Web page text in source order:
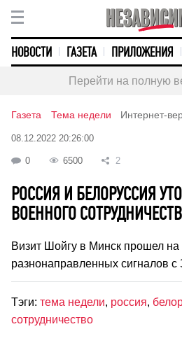
НОВОСТИ ГАЗЕТА ПРИЛОЖЕНИЯ
Перейти на полную
Газета Тема недели Интернет-
08.12.2022 20:26:00
0 6500 2
РОССИЯ И БЕЛОРУССИЯ
ВОЕННОГО
Визит Шойгу в Минск прошел
разнонаправленных сигналов с
Тэги: тема недели, россия,
сотрудничество